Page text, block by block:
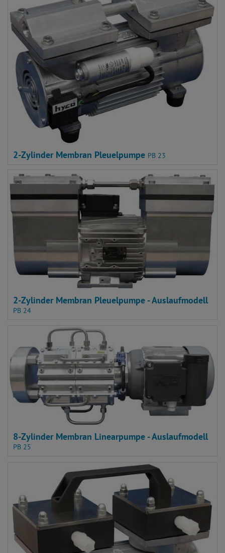
2-Zylinder Membran Pleuelpumpe PB 23
2-Zylinder Membran Pleuelpumpe - Auslaufmodell
PB 24
8-Zylinder Membran Linearpumpe - Auslaufmodell
PB 25